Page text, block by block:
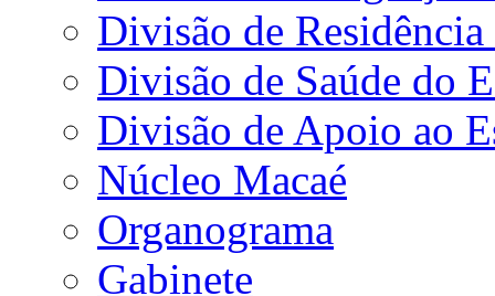
Divisão de
Divisão de Saúde do
Divisão de Apoio ao
Núcleo Macaé
Organograma
Gabinete